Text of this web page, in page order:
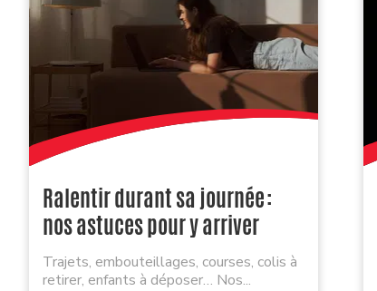
Ralentir durant sa journée :
nos astuces pour y arriver
Trajets, embouteillages, courses, colis à
retirer, enfants à déposer… Nos...